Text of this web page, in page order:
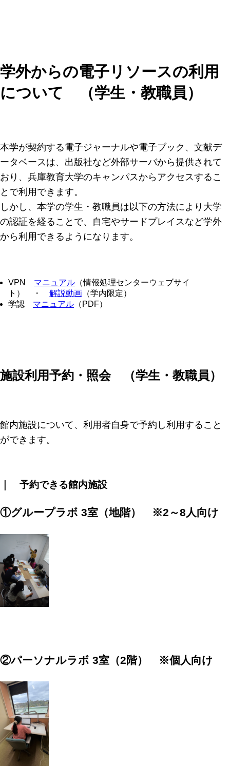
学外からの電子リソースの利用
について （学生・教職員）
本学が契約する電子ジャーナルや電子ブック、文献デ
ータベースは、出版社など外部サーバから提供されて
おり、兵庫教育大学のキャンパスからアクセスするこ
とで利用できます。
しかし、本学の学生・教職員は以下の方法により大学
の認証を経ることで、自宅やサードプレイスなど学外
から利用できるようになります。
VPN マニュアル （情報処理センターウェブサイ
ト） ・ 解説動画 （学内限定）
学認 マニュアル （PDF）
施設利用予約・照会 （学生・教職員）
館内施設について、利用者自身で予約し利用すること
ができます。
｜ 予約できる館内施設
①グループラボ 3室（地階） ※2～8人向け
②パーソナルラボ 3室（2階） ※個人向け